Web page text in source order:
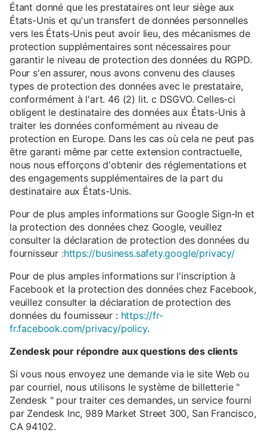
Étant donné que les prestataires ont leur siège aux
États-Unis et qu'un transfert de données personnelles
vers les États-Unis peut avoir lieu, des mécanismes de
protection supplémentaires sont nécessaires pour
garantir le niveau de protection des données du RGPD.
Pour s'en assurer, nous avons convenu des clauses
types de protection des données avec le prestataire,
conformément à l'art. 46 (2) lit. c DSGVO. Celles-ci
obligent le destinataire des données aux États-Unis à
traiter les données conformément au niveau de
protection en Europe. Dans les cas où cela ne peut pas
être garanti même par cette extension contractuelle,
nous nous efforçons d'obtenir des réglementations et
des engagements supplémentaires de la part du
destinataire aux États-Unis.
Pour de plus amples informations sur Google Sign-In et
la protection des données chez Google, veuillez
consulter la déclaration de protection des données du
fournisseur :https://business.safety.google/privacy/
Pour de plus amples informations sur l'inscription à
Facebook et la protection des données chez Facebook,
veuillez consulter la déclaration de protection des
données du fournisseur : https://fr-
fr.facebook.com/privacy/policy.
Zendesk pour répondre aux questions des clients
Si vous nous envoyez une demande via le site Web ou
par courriel, nous utilisons le système de billetterie "
Zendesk " pour traiter ces demandes, un service fourni
par Zendesk Inc, 989 Market Street 300, San Francisco,
CA 94102.